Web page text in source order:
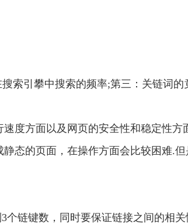
索引攀中搜索的频率;第三：关链词的
度方面以及网页的安全性和稳定性方
态的页面，在操作方面会比较困难.
链键数，同时要保证链接之间的相